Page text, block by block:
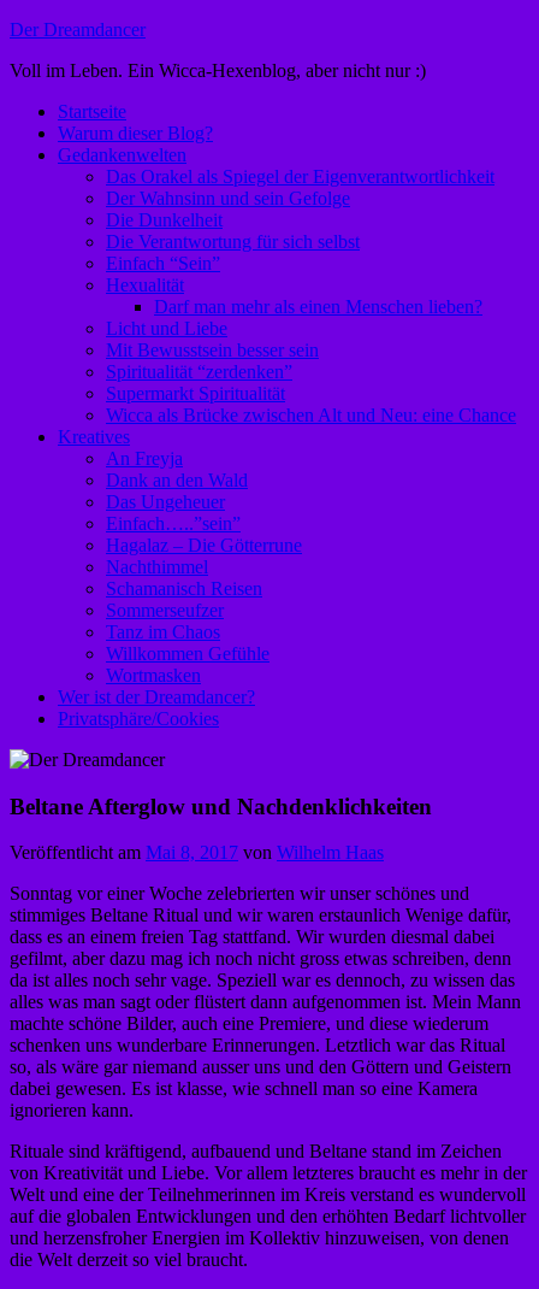
Zum
springen
Der Dreamdancer
Voll im Leben. Ein Wicca-Hexenblog, aber nicht nur :)
Startseite
Warum dieser Blog?
Gedankenwelten
Das Orakel als Spiegel der Eigenverantwortlichkeit
Der Wahnsinn und sein Gefolge
Die Dunkelheit
Die Verantwortung für sich selbst
Einfach “Sein”
Hexualität
Darf man mehr als einen Menschen lieben?
Licht und Liebe
Mit Bewusstsein besser sein
Spiritualität “zerdenken”
Supermarkt Spiritualität
Wicca als Brücke zwischen Alt und Neu: eine Chance
Kreatives
An Freyja
Dank an den Wald
Das Ungeheuer
Einfach…..”sein”
Hagalaz – Die Götterrune
Nachthimmel
Schamanisch Reisen
Sommerseufzer
Tanz im Chaos
Willkommen Gefühle
Wortmasken
Wer ist der Dreamdancer?
Privatsphäre/Cookies
Beltane Afterglow und Nachdenklichkeiten
Veröffentlicht am Mai 8, 2017 von Wilhelm Haas
Sonntag vor einer Woche zelebrierten wir unser schönes und
stimmiges Beltane Ritual und wir waren erstaunlich Wenige dafür,
dass es an einem freien Tag stattfand. Wir wurden diesmal dabei
gefilmt, aber dazu mag ich noch nicht gross etwas schreiben, denn
da ist alles noch sehr vage. Speziell war es dennoch, zu wissen das
alles was man sagt oder flüstert dann aufgenommen ist. Mein Mann
machte schöne Bilder, auch eine Premiere, und diese wiederum
schenken uns wunderbare Erinnerungen. Letztlich war das Ritual
so, als wäre gar niemand ausser uns und den Göttern und Geistern
dabei gewesen. Es ist klasse, wie schnell man so eine Kamera
ignorieren kann.
Rituale sind kräftigend, aufbauend und Beltane stand im Zeichen
von Kreativität und Liebe. Vor allem letzteres braucht es mehr in der
Welt und eine der Teilnehmerinnen im Kreis verstand es wundervoll
auf die globalen Entwicklungen und den erhöhten Bedarf lichtvoller
und herzensfroher Energien im Kollektiv hinzuweisen, von denen
die Welt derzeit so viel braucht.